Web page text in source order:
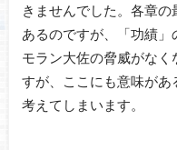
きませんでした。各章
あるのですが、「功績」
モラン大佐の脅威がな
すが、ここにも意味があ
考えてしまいます。